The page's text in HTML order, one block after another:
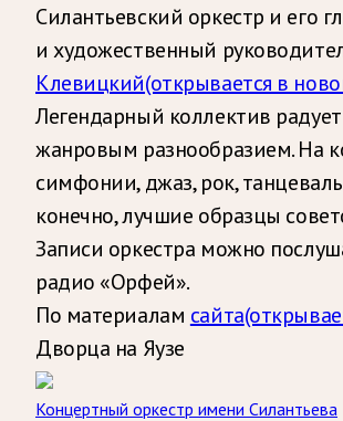
Силантьевский оркестр и его
и художественный
Клевицкий(открывается в
Легендарный коллектив
жанровым разнообразием. На
симфонии, джаз, рок,
конечно, лучшие образцы
Записи оркестра можно
радио «Орфей».
По материалам сайта
Дворца на Яузе
Концертный оркестр имени Силантьева